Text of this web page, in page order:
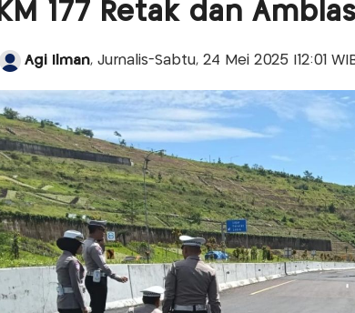
KM 177 Retak dan Amblas
Agi Ilman, Jurnalis-Sabtu, 24 Mei 2025 |12:01